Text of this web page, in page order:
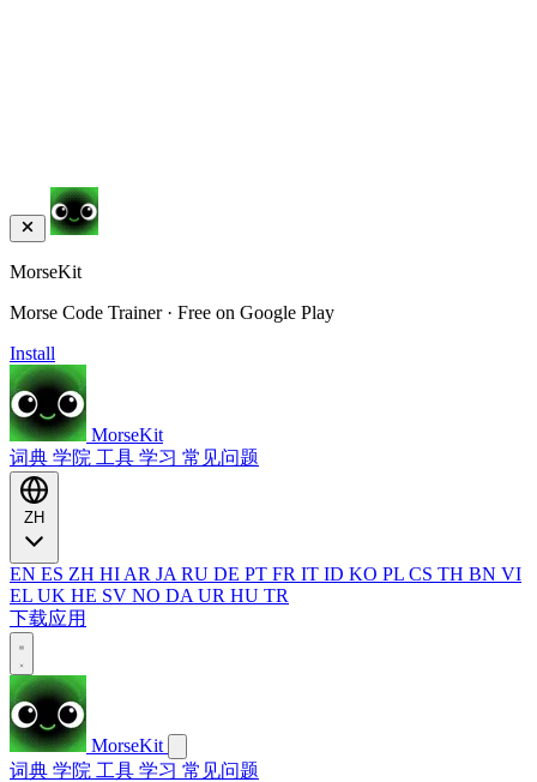
MorseKit
Morse Code Trainer · Free on Google Play
Install
MorseKit
词典 学院 工具 学习 常见问题
EN ES ZH HI AR JA RU DE PT FR IT ID KO PL CS TH BN VI
EL UK HE SV NO DA UR HU TR
下载应用
MorseKit
词典 学院 工具 学习 常见问题